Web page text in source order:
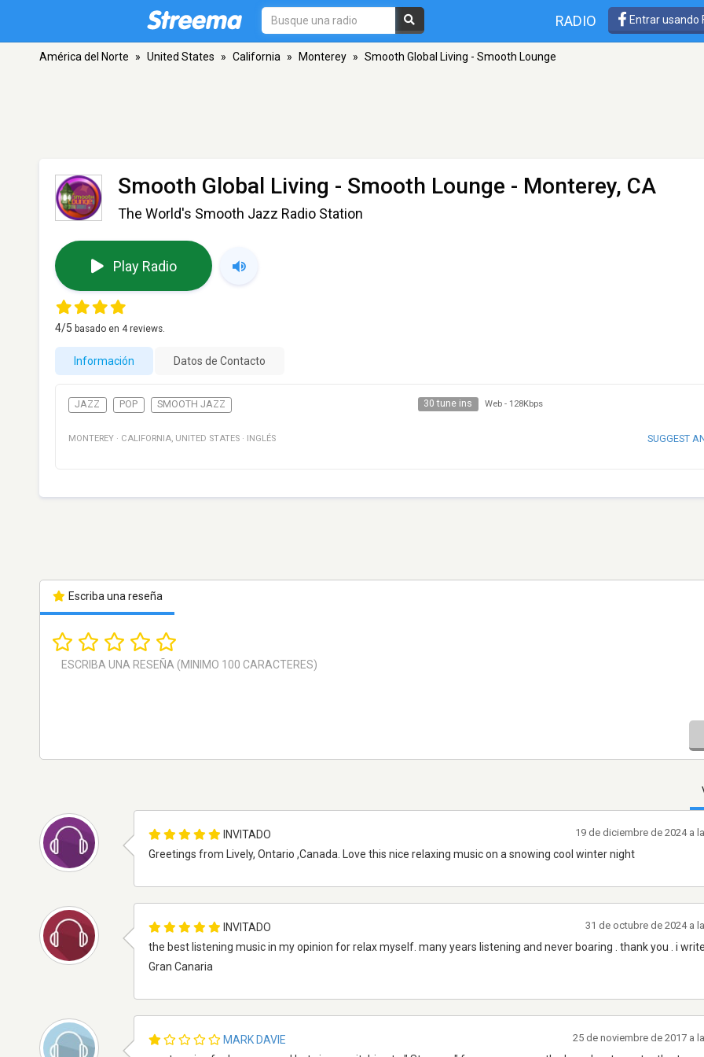
RADIO Entrar usando
América del Norte » United States » California » Monterey » Smooth Global Living - Smooth Lounge
Smooth Global Living - Smooth Lounge - Monterey, CA
The World's Smooth Jazz Radio Station
Play Radio
4/5 basado en 4reviews.
Información Datos de Contacto
JAZZ POP SMOOTH JAZZ 30 tune ins Web - 128Kbps
MONTEREY · CALIFORNIA, UNITED STATES · INGLÉS SUGGEST
Escriba una reseña
INVITADO
Greetings from Lively, Ontario ,Canada. Love this nice relaxing music on a snowing cool winter night
19 de diciembre de 2024 a
INVITADO
the best listening music in my opinion for relax myself. many years listening and never boaring . thank you . i
Gran Canaria
31 de octubre de 2024 a
MARK DAVIE
25 de noviembre de 2017 a